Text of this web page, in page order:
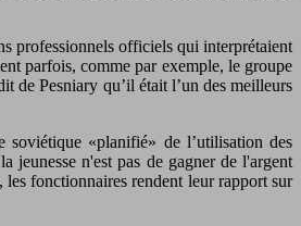
professionnels officiels qui interprétaient
parfois, comme par exemple, le groupe
de Pesniary qu’il était l’un des meilleurs
soviétique «planifié» de l’utilisation des
jeunesse n'est pas de gagner de l'argent
les fonctionnaires rendent leur rapport sur